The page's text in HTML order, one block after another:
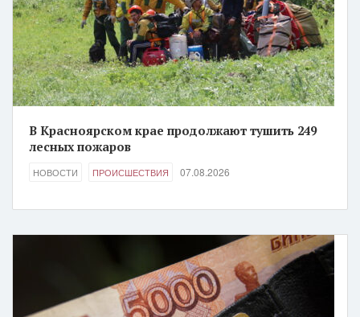
В Красноярском крае продолжают тушить 249
лесных пожаров
НОВОСТИ ПРОИСШЕСТВИЯ 07.08.2026